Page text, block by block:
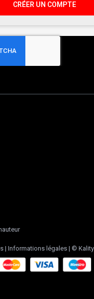
CRÉER UN COMPTE
| Informations légales | ©